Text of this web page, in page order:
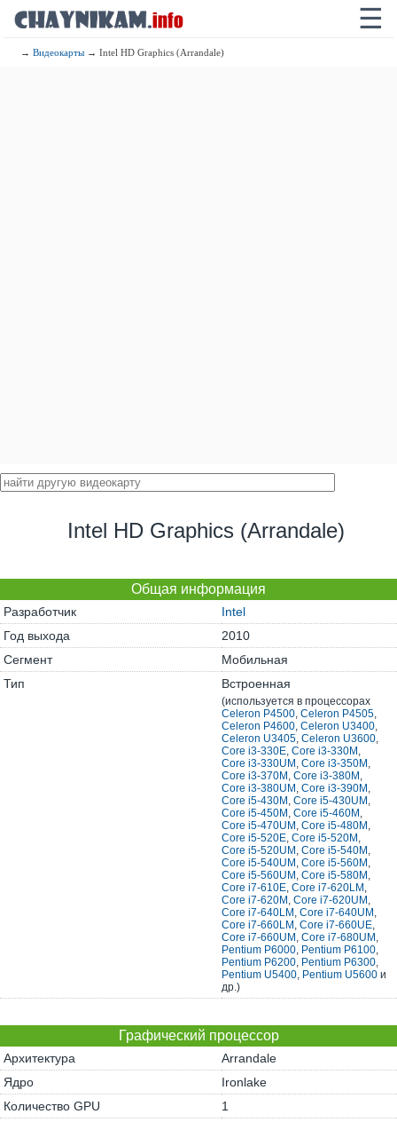
☰
→Видеокарты → Intel HD Graphics (Arrandale)
Intel HD Graphics (Arrandale)
Общая информация
Разработчик
Intel
Год выхода
2010
Сегмент
Мобильная
Тип
Встроенная
(используется в процессорах
Celeron P4500, Celeron P4505,
Celeron P4600, Celeron U3400,
Celeron U3405, Celeron U3600,
Core i3-330E, Core i3-330M ,
Core i3-330UM , Core i3-350M ,
Core i3-370M , Core i3-380M ,
Core i3-380UM , Core i3-390M ,
Core i5-430M , Core i5-430UM ,
Core i5-450M , Core i5-460M ,
Core i5-470UM , Core i5-480M ,
Core i5-520E, Core i5-520M ,
Core i5-520UM , Core i5-540M ,
Core i5-540UM , Core i5-560M ,
Core i5-560UM , Core i5-580M ,
Core i7-610E, Core i7-620LM ,
Core i7-620M , Core i7-620UM ,
Core i7-640LM , Core i7-640UM ,
Core i7-660LM , Core i7-660UE,
Core i7-660UM , Core i7-680UM ,
Pentium P6000, Pentium P6100,
Pentium P6200, Pentium P6300,
Pentium U5400, Pentium U5600 и
др.)
Графический процессор
Архитектура
Arrandale
Ядро
Ironlake
Количество GPU
1